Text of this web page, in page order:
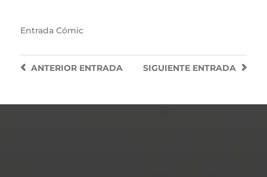
Entrada Cómic
SIGUIENTE ENTRADA
ANTERIORENTRADA